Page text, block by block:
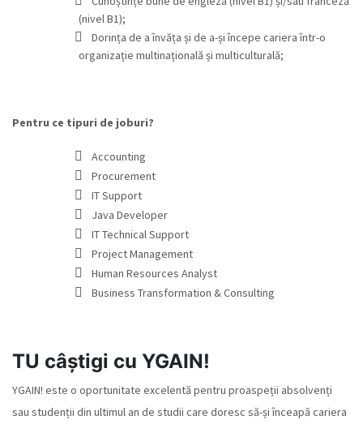
(nivel B1);
Dorința de a învăța și de a-și începe cariera într-o
organizație multinațională și multiculturală;
Pentru ce tipuri de joburi?
Accounting
Procurement
IT Support
Java Developer
IT Technical Support
Project Management
Human Resources Analyst
Business Transformation & Consulting
TU câștigi cu YGAIN!
YGAIN! este o oportunitate excelentă pentru proaspeții absolvenți
sau studenții din ultimul an de studii care doresc să-și înceapă cariera